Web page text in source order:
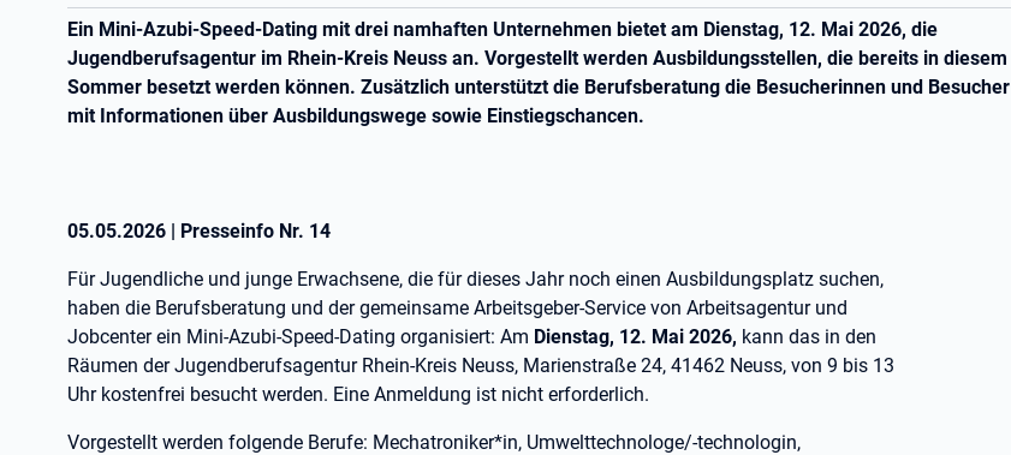
Ein Mini-Azubi-Speed-Dating mit drei namhaften Unternehmen bietet am Dienstag, 12. Mai 2026, die
Jugendberufsagentur im Rhein-Kreis Neuss an. Vorgestellt werden Ausbildungsstellen, die bereits in diesem
Sommer besetzt werden können. Zusätzlich unterstützt die Berufsberatung die Besucherinnen und Besucher
mit Informationen über Ausbildungswege sowie Einstiegschancen.
05.05.2026 | Presseinfo Nr. 14
Für Jugendliche und junge Erwachsene, die für dieses Jahr noch einen Ausbildungsplatz suchen,
haben die Berufsberatung und der gemeinsame Arbeitsgeber-Service von Arbeitsagentur und
Jobcenter ein Mini-Azubi-Speed-Dating organisiert: Am Dienstag, 12. Mai 2026, kann das in den
Räumen der Jugendberufsagentur Rhein-Kreis Neuss, Marienstraße 24, 41462 Neuss, von 9 bis 13
Uhr kostenfrei besucht werden. Eine Anmeldung ist nicht erforderlich.
Vorgestellt werden folgende Berufe: Mechatroniker*in, Umwelttechnologe/-technologin,